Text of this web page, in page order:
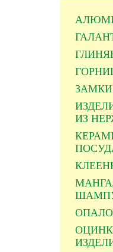
ЗАМКИ
ИЗ